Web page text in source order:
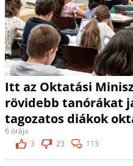
Itt az Oktatási
rövidebb tanórákat
tagozatos diákok
6 órája
3
23 113